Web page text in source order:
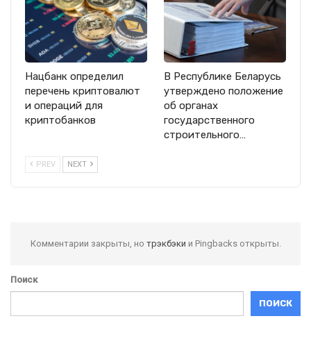
Нацбанк определил
перечень криптовалют
и операций для
криптобанков
В Республике Беларусь
утверждено положение
об органах
государственного
строительного…
PREV NEXT
Комментарии закрыты, но трэкбэки и Pingbacks открыты.
Поиск
ПОИСК